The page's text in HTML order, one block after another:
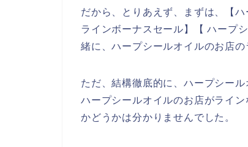
だから、とりあえず、まずは、【
ラインボーナスセール】【 ハープ
緒に、ハープシールオイルのお店
ただ、結構徹底的に、ハープシー
ハープシールオイルのお店がライ
かどうかは分かりませんでした。